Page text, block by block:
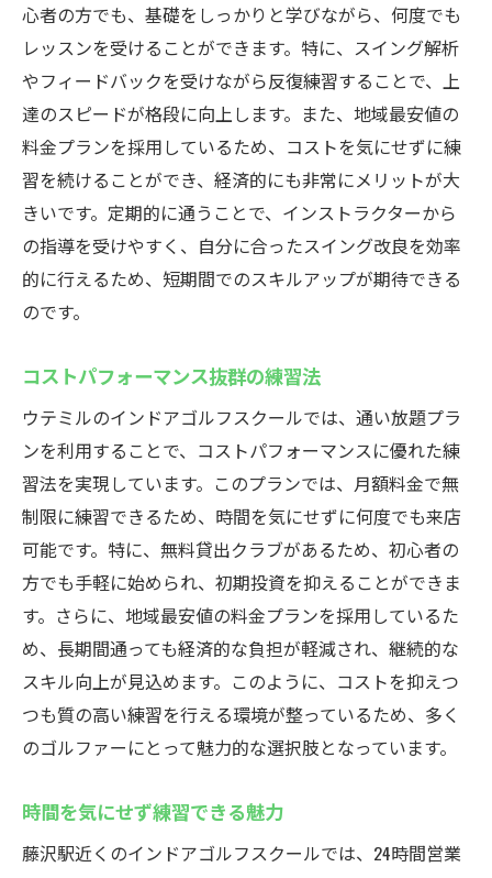
心者の方でも、基礎をしっかりと学びながら、何度でも
レッスンを受けることができます。特に、スイング解析
やフィードバックを受けながら反復練習することで、上
達のスピードが格段に向上します。また、地域最安値の
料金プランを採用しているため、コストを気にせずに練
習を続けることができ、経済的にも非常にメリットが大
きいです。定期的に通うことで、インストラクターから
の指導を受けやすく、自分に合ったスイング改良を効率
的に行えるため、短期間でのスキルアップが期待できる
のです。
コストパフォーマンス抜群の練習法
ウテミルのインドアゴルフスクールでは、通い放題プラ
ンを利用することで、コストパフォーマンスに優れた練
習法を実現しています。このプランでは、月額料金で無
制限に練習できるため、時間を気にせずに何度でも来店
可能です。特に、無料貸出クラブがあるため、初心者の
方でも手軽に始められ、初期投資を抑えることができま
す。さらに、地域最安値の料金プランを採用しているた
め、長期間通っても経済的な負担が軽減され、継続的な
スキル向上が見込めます。このように、コストを抑えつ
つも質の高い練習を行える環境が整っているため、多く
のゴルファーにとって魅力的な選択肢となっています。
時間を気にせず練習できる魅力
藤沢駅近くのインドアゴルフスクールでは、24時間営業